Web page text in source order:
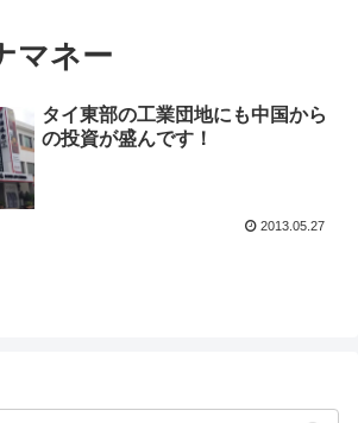
マネー
タイ東部の工業団地にも中国から
の投資が盛んです！
2013.05.27